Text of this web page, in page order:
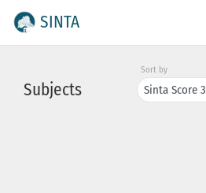
SINTA
Subjects
Sort by